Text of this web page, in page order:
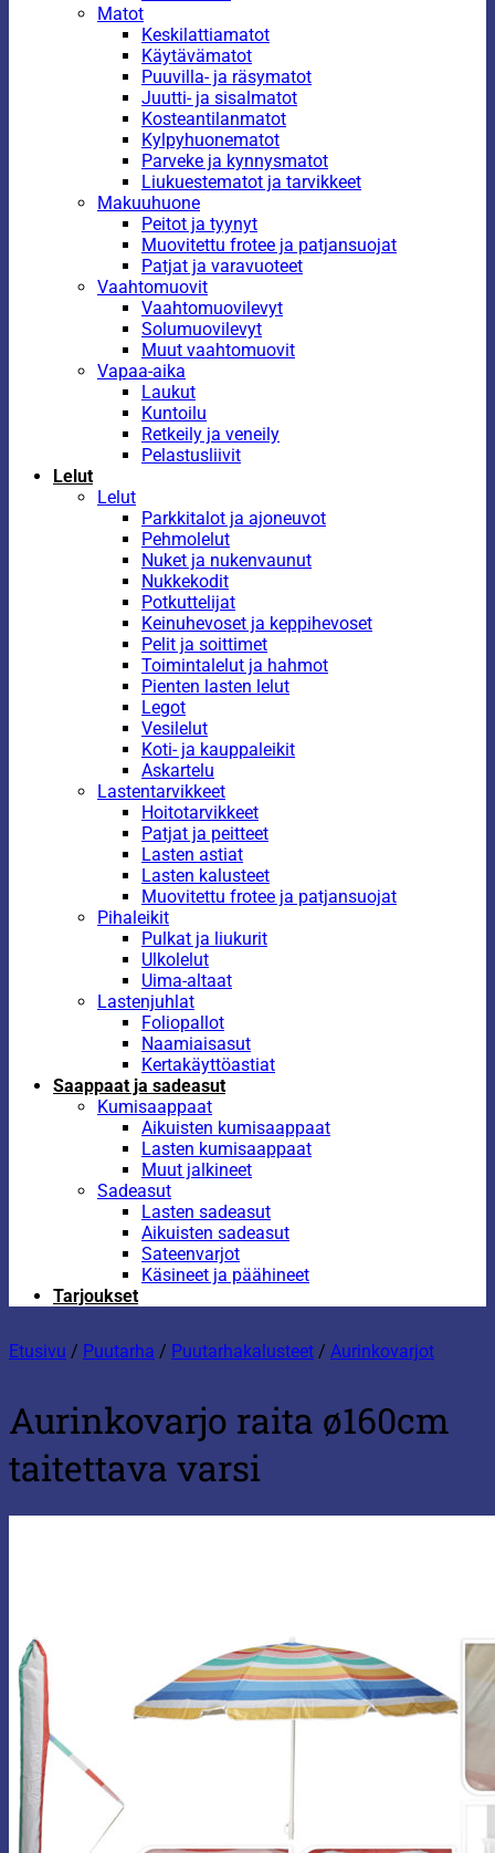
Matot
Keskilattiamatot
Käytävämatot
Puuvilla- ja räsymatot
Juutti- ja sisalmatot
Kosteantilanmatot
Kylpyhuonematot
Parveke ja kynnysmatot
Liukuestematot ja tarvikkeet
Makuuhuone
Peitot ja tyynyt
Muovitettu frotee ja patjansuojat
Patjat ja varavuoteet
Vaahtomuovit
Vaahtomuovilevyt
Solumuovilevyt
Muut vaahtomuovit
Vapaa-aika
Laukut
Kuntoilu
Retkeily ja veneily
Pelastusliivit
Lelut
Lelut
Parkkitalot ja ajoneuvot
Pehmolelut
Nuket ja nukenvaunut
Nukkekodit
Potkuttelijat
Keinuhevoset ja keppihevoset
Pelit ja soittimet
Toimintalelut ja hahmot
Pienten lasten lelut
Legot
Vesilelut
Koti- ja kauppaleikit
Askartelu
Lastentarvikkeet
Hoitotarvikkeet
Patjat ja peitteet
Lasten astiat
Lasten kalusteet
Muovitettu frotee ja patjansuojat
Pihaleikit
Pulkat ja liukurit
Ulkolelut
Uima-altaat
Lastenjuhlat
Foliopallot
Naamiaisasut
Kertakäyttöastiat
Saappaat ja sadeasut
Kumisaappaat
Aikuisten kumisaappaat
Lasten kumisaappaat
Muut jalkineet
Sadeasut
Lasten sadeasut
Aikuisten sadeasut
Sateenvarjot
Käsineet ja päähineet
Tarjoukset
Etusivu / Puutarha / Puutarhakalusteet / Aurinkovarjot
Aurinkovarjo raita ø160cm
taitettava varsi